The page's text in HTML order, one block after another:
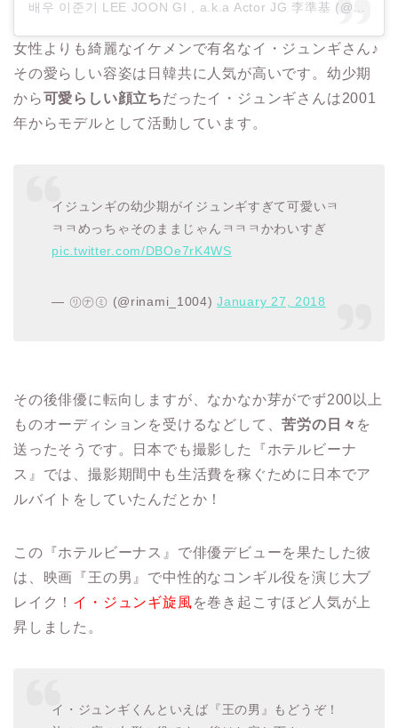
女性よりも綺麗なイケメンで有名なイ・ジュンギさん♪
その愛らしい容姿は日韓共に人気が高いです。幼少期
から可愛らしい顔立ちだったイ・ジュンギさんは2001
年からモデルとして活動しています。
イジュンギの幼少期がイジュンギすぎて可愛いㅋ
ㅋㅋめっちゃそのままじゃんㅋㅋㅋかわいすぎ
pic.twitter.com/DBOe7rK4WS
— ㋷㋤㋯ (@rinami_1004)January 27, 2018
その後俳優に転向しますが、なかなか芽がでず200以上
ものオーディションを受けるなどして、苦労の日々 を
送ったそうです。日本でも撮影した『ホテルビーナ
ス』では、撮影期間中も生活費を稼ぐために日本でア
ルバイトをしていたんだとか！
この『ホテルビーナス』で俳優デビューを果たした彼
は、映画『王の男』で中性的なコンギル役を演じ大ブ
レイク！ イ・ジュンギ旋風を巻き起こすほど人気が上
昇しました。
イ・ジュンギくんといえば『王の男』もどうぞ！